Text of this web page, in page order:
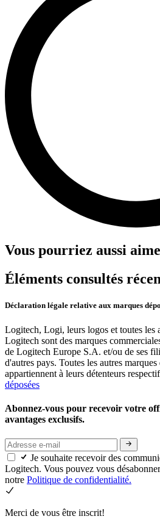
Vous pourriez aussi
Éléments consultés
Déclaration légale relative aux marques
Logitech, Logi, leurs logos et toutes les
Logitech sont des marques
de Logitech Europe S.A. et/ou de ses
d'autres pays. Toutes les autres marques
appartiennent à leurs détenteurs
déposées
Abonnez-vous pour recevoir votre
avantages exclusifs.
Je souhaite recevoir des
Logitech. Vous pouvez vous
notre Politique de confidentialité.
Merci de vous être inscrit!